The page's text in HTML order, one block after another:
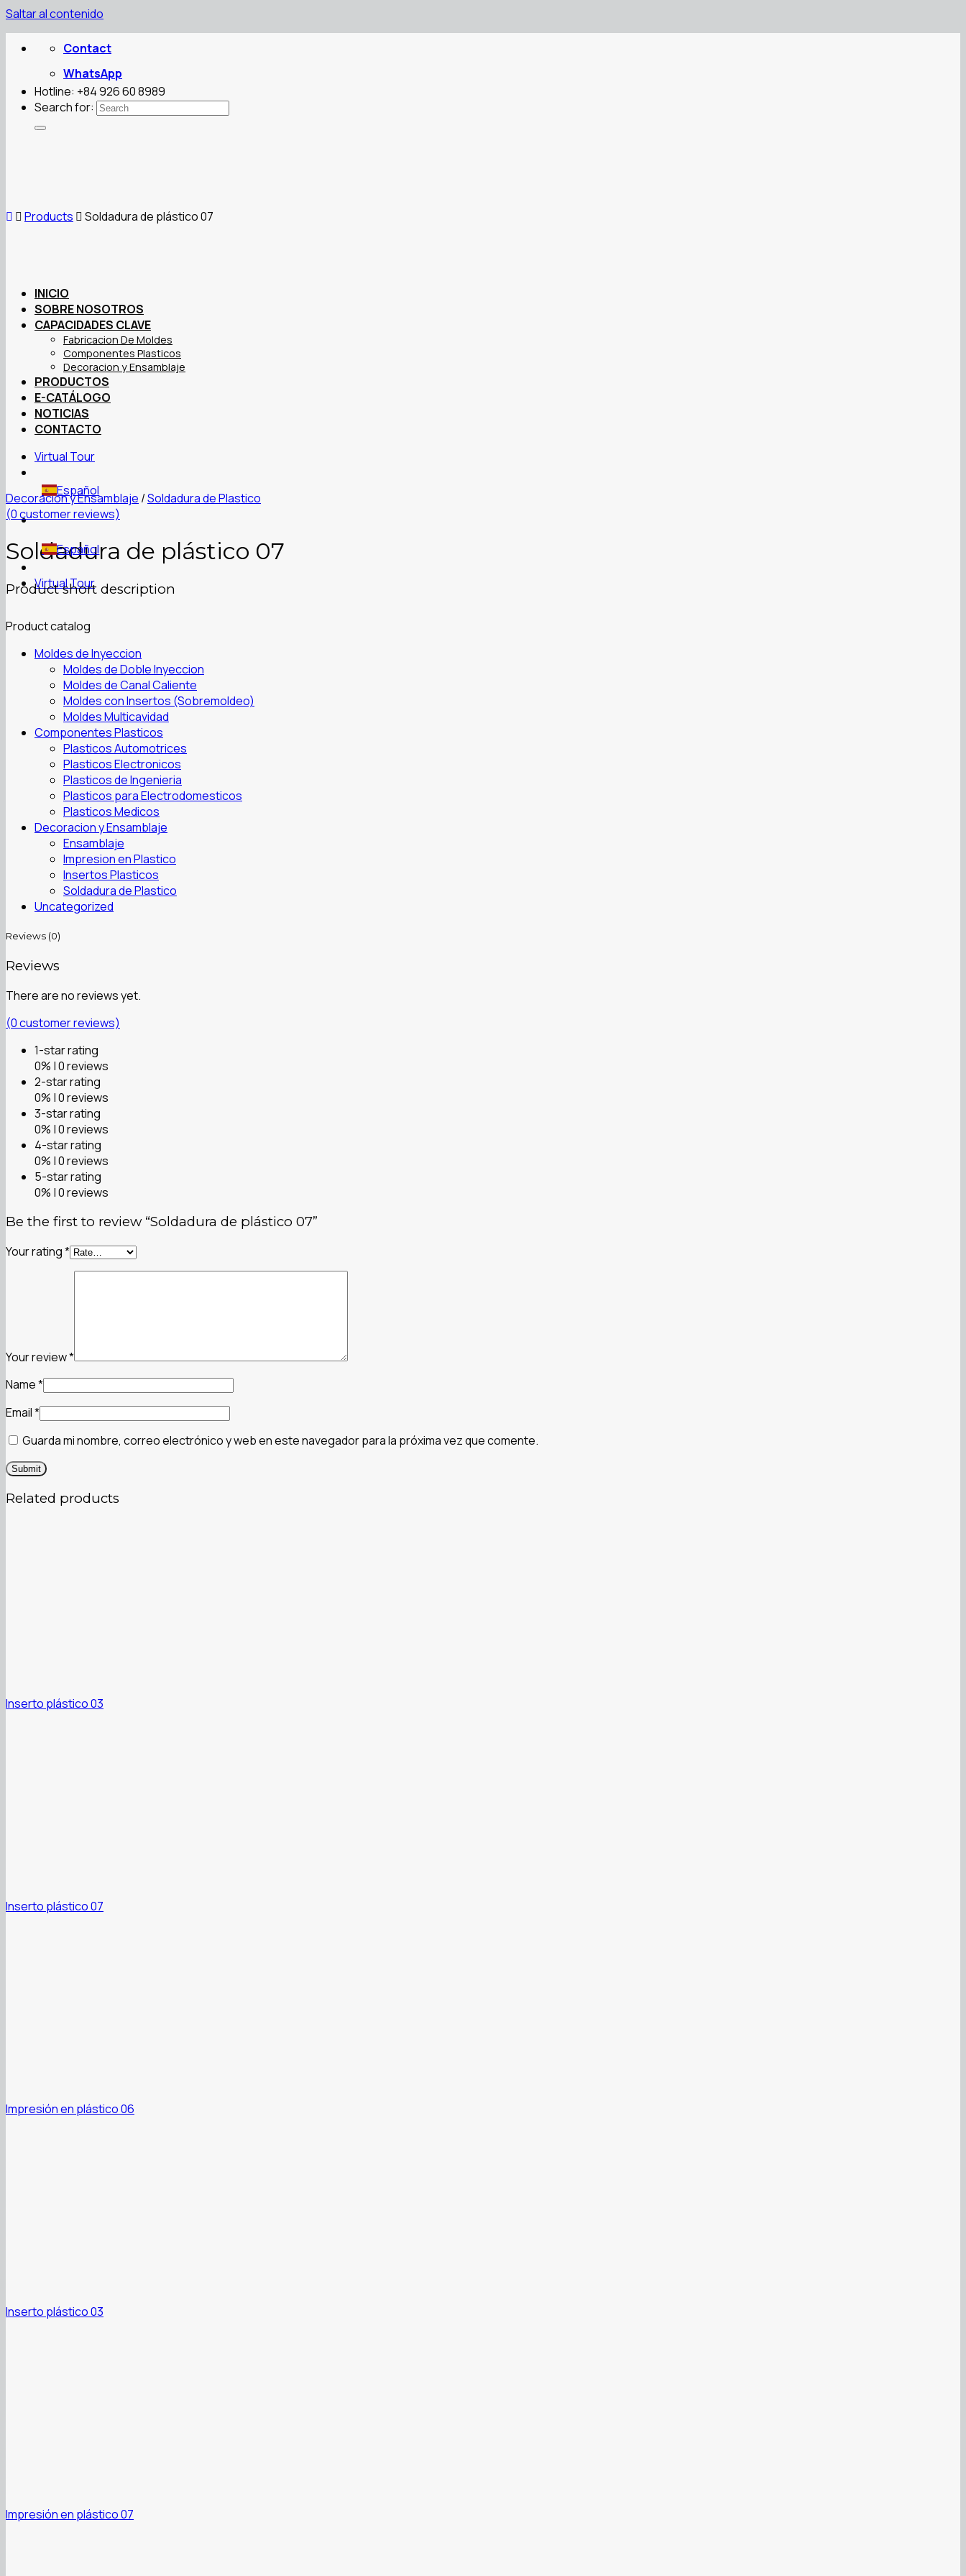
Saltar al contenido
Contact
WhatsApp
Hotline: +84 926 60 8989
Search for:
INICIO
SOBRE NOSOTROS
CAPACIDADES CLAVE
Fabricacion De Moldes
Componentes Plasticos
Decoracion y Ensamblaje
PRODUCTOS
E-CATÁLOGO
NOTICIAS
CONTACTO
Virtual Tour
Español
Español
Virtual Tour
Products Soldadura de plástico 07
Decoracion y Ensamblaje /Soldadura de Plastico
(0customer reviews)
Soldadura de plástico 07
Product short description
Product catalog
Moldes de Inyeccion
Moldes de Doble Inyeccion
Moldes de Canal Caliente
Moldes con Insertos (Sobremoldeo)
Moldes Multicavidad
Componentes Plasticos
Plasticos Automotrices
Plasticos Electronicos
Plasticos de Ingenieria
Plasticos para Electrodomesticos
Plasticos Medicos
Decoracion y Ensamblaje
Ensamblaje
Impresion en Plastico
Insertos Plasticos
Soldadura de Plastico
Uncategorized
Reviews (0)
Reviews
There are no reviews yet.
(0customer reviews)
1-star rating
0% | 0 reviews
2-star rating
0% | 0 reviews
3-star rating
0% | 0 reviews
4-star rating
0% | 0 reviews
5-star rating
0% | 0 reviews
Be the first to review “Soldadura de plástico 07”
Your rating*
Your review*
Name*
Email*
Guarda mi nombre, correo electrónico y web en este navegador para la próxima vez que comente.
Related products
Inserto plástico 03
Inserto plástico 07
Impresión en plástico 06
Inserto plástico 03
Impresión en plástico 07